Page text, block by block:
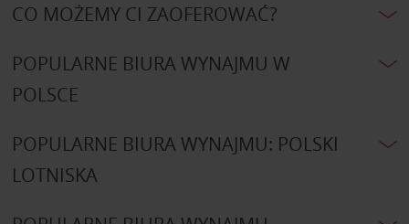
CO MOŻEMY CI ZAOFEROWAĆ?
POPULARNE BIURA WYNAJMU W
POLSCE
POPULARNE BIURA WYNAJMU: POLSKI
LOTNISKA